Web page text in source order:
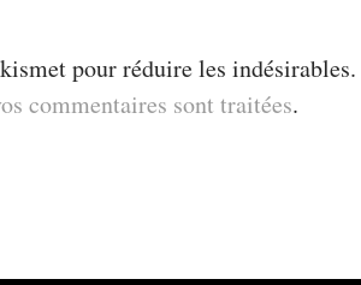
pour réduire les indésirables.
commentaires sont traitées.